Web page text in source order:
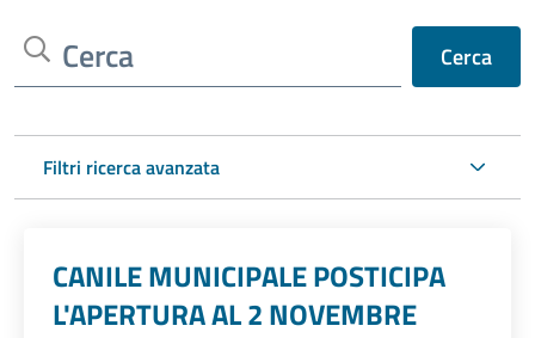
Cerca Cerca
Filtri ricerca avanzata
CANILE MUNICIPALE POSTICIPA
L'APERTURA AL 2 NOVEMBRE